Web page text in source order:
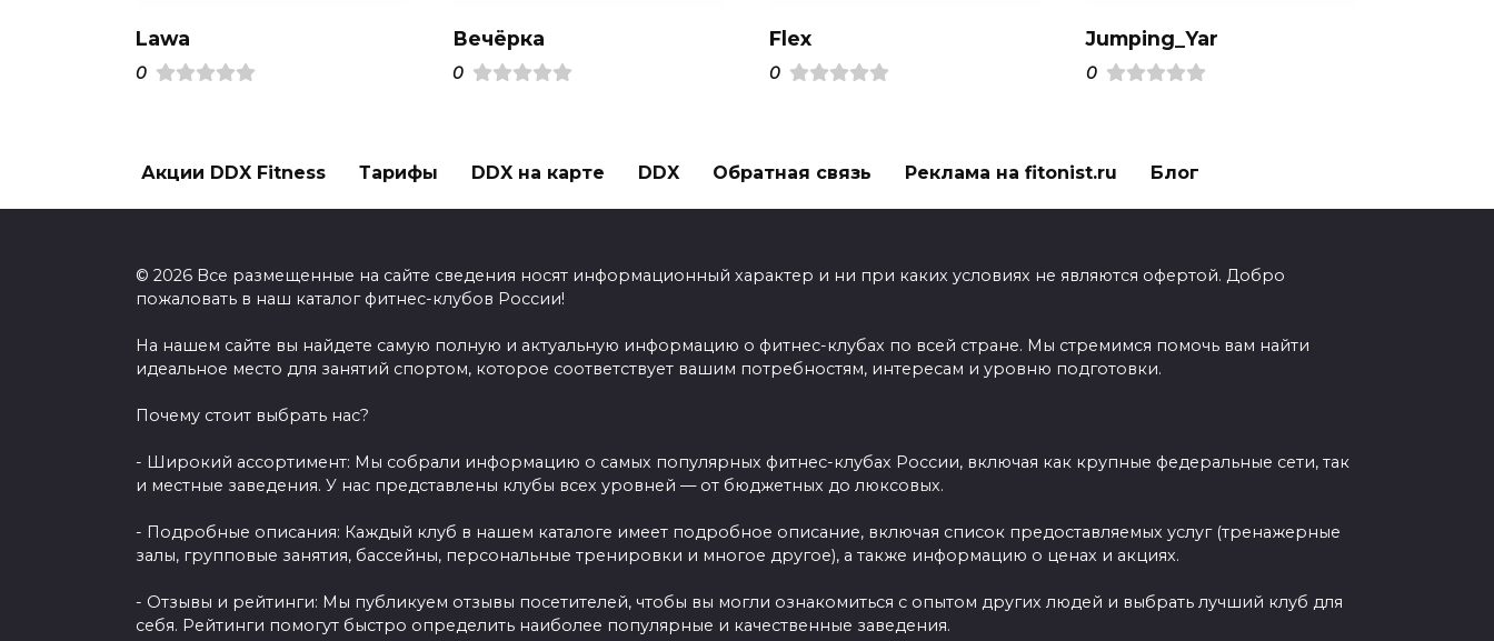
Lawa
0
Вечёрка
0
Flex
0
Jumping_Yar
0
Акции DDX Fitness Тарифы DDX на карте DDX Обратная связь Реклама на fitonist.ru Блог
© 2026 Все размещенные на сайте сведения носят информационный характер и ни при каких условиях не являются офертой. Добро
пожаловать в наш каталог фитнес-клубов России!
На нашем сайте вы найдете самую полную и актуальную информацию о фитнес-клубах по всей стране. Мы стремимся помочь вам найти
идеальное место для занятий спортом, которое соответствует вашим потребностям, интересам и уровню подготовки.
Почему стоит выбрать нас?
- Широкий ассортимент: Мы собрали информацию о самых популярных фитнес-клубах России, включая как крупные федеральные сети, так
и местные заведения. У нас представлены клубы всех уровней — от бюджетных до люксовых.
- Подробные описания: Каждый клуб в нашем каталоге имеет подробное описание, включая список предоставляемых услуг (тренажерные
залы, групповые занятия, бассейны, персональные тренировки и многое другое), а также информацию о ценах и акциях.
- Отзывы и рейтинги: Мы публикуем отзывы посетителей, чтобы вы могли ознакомиться с опытом других людей и выбрать лучший клуб для
себя. Рейтинги помогут быстро определить наиболее популярные и качественные заведения.